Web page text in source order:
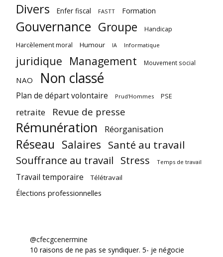
Divers Enfer fiscal FASTT Formation
Gouvernance Groupe Handicap
Harcèlement moral Humour IA Informatique
juridique Management Mouvement social
NAO Non classé
Plan de départ volontaire Prud'Hommes PSE
retraite Revue de presse
Rémunération Réorganisation
Réseau Salaires Santé au travail
Souffrance au travail Stress Temps de travail
Travail temporaire Télétravail
Élections professionnelles
@cfecgcenermine
10 raisons de ne pas se syndiquer. 5- je négocie